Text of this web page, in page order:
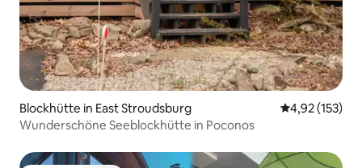
Blockhütte in East Stroudsburg
4,92 (153)
Wunderschöne Seeblockhütte in Poconos